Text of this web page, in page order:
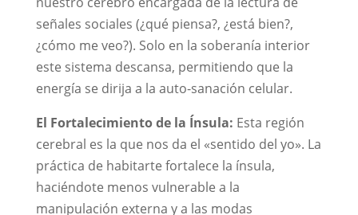
señales sociales (¿qué piensa?, ¿está bien?,
¿cómo me veo?). Solo en la soberanía interior
este sistema descansa, permitiendo que la
energía se dirija a la auto-sanación celular.
El Fortalecimiento de la Ínsula: Esta región
cerebral es la que nos da el «sentido del yo». La
práctica de habitarte fortalece la ínsula,
haciéndote menos vulnerable a la
manipulación externa y a las modas